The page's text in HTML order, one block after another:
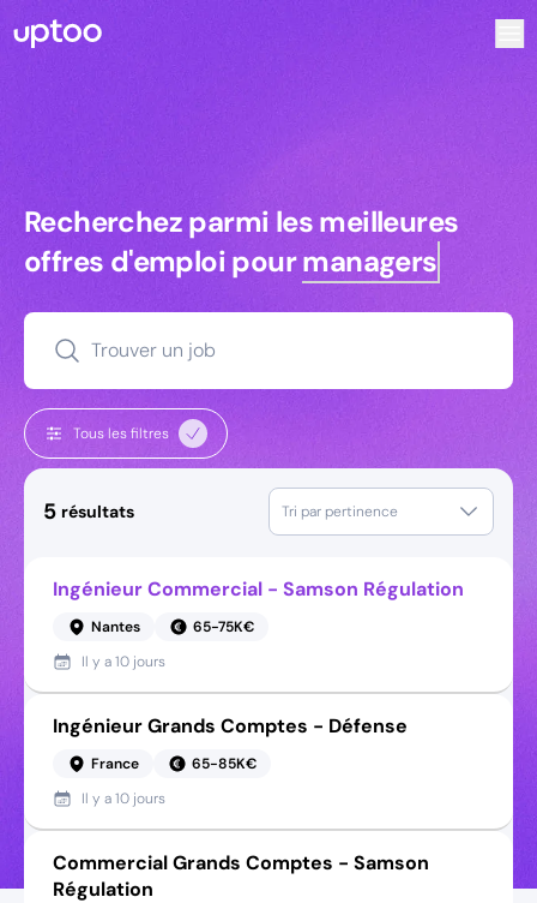
Recherchez parmi les meilleures
Recherchez parmi les meilleures
offres d'emploi pourmanagers
Trouver un job
Tous les filtres
5 résultats Tri par pertinence
Ingénieur Commercial - Samson Régulation
Nantes
65-75K€
Il y a10 jours
Ingénieur Grands Comptes - Défense
France
65-85K€
Il y a10 jours
Commercial Grands Comptes - Samson
Régulation